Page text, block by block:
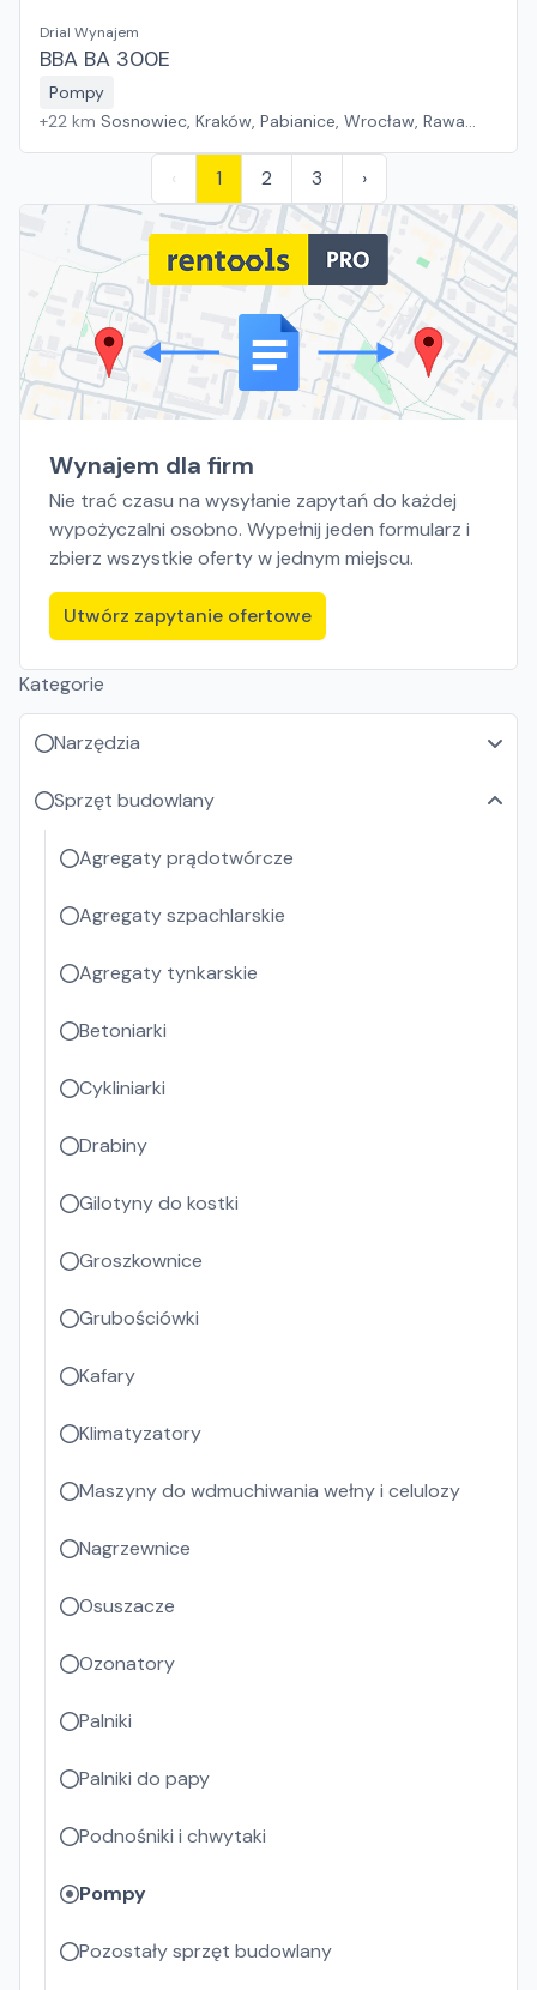
Drial Wynajem
BBA BA 300E
Pompy
+22 km Sosnowiec, Kraków, Pabianice, Wrocław, Rawa
Suchy Las, Zielona Góra, Białystok, Szczecin, Gdańsk
‹ 1 2 3 ›
Wynajem dla firm
Nie trać czasu na wysyłanie zapytań do każdej
wypożyczalni osobno. Wypełnij jeden formularz i
zbierz wszystkie oferty w jednym miejscu.
Utwórz zapytanie ofertowe
Kategorie
Narzędzia
Sprzęt budowlany
Agregaty prądotwórcze
Agregaty szpachlarskie
Agregaty tynkarskie
Betoniarki
Cykliniarki
Drabiny
Gilotyny do kostki
Groszkownice
Grubościówki
Kafary
Klimatyzatory
Maszyny do wdmuchiwania wełny i celulozy
Nagrzewnice
Osuszacze
Ozonatory
Palniki
Palniki do papy
Podnośniki i chwytaki
Pompy
Pozostały sprzęt budowlany